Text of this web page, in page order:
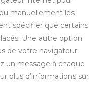
manuellement les
spécifier que certains
Une autre option
de votre navigateur
un message à chaque
plus d’informations sur